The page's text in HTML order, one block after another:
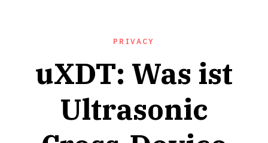
PRIVACY
uXDT: Was ist
Ultrasonic